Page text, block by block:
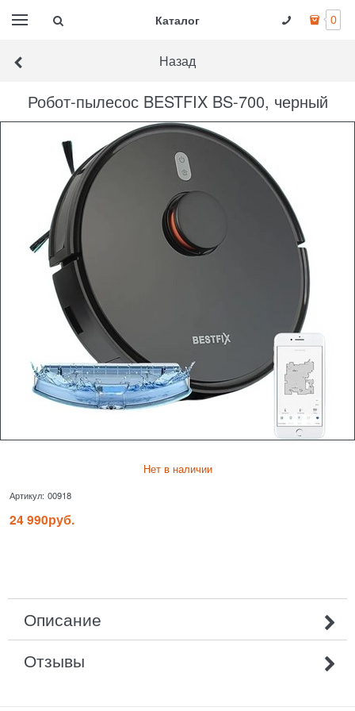
Каталог 0
Назад
Робот-пылесос BESTFIX BS-700, черный
Нет в наличии
Артикул: 00918
24 990руб.
Описание
Отзывы